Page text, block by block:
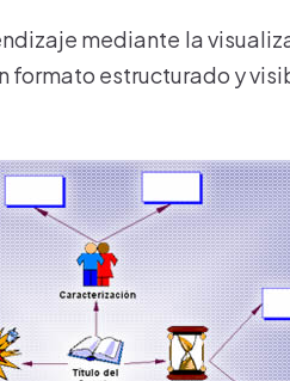
mediante la
formato estructurado y